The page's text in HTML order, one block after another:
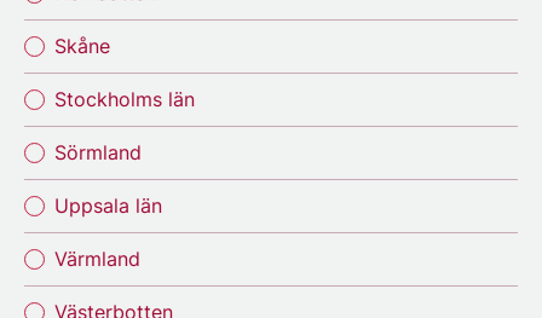
Skåne
Stockholms län
Sörmland
Uppsala län
Värmland
Västerbotten